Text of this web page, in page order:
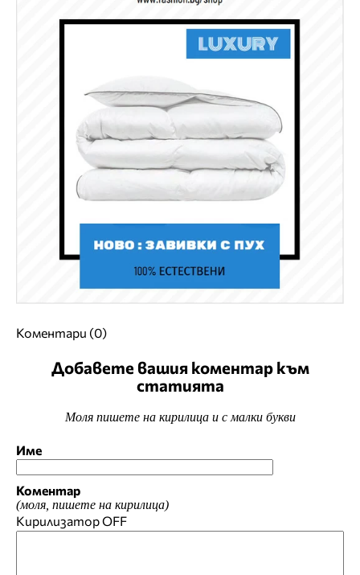
Коментари (0)
Добавете вашия коментар към
статията
Моля пишете на кирилица и с малки букви
Име
Коментар
(моля, пишете на кирилица)
КирилизаторOFF